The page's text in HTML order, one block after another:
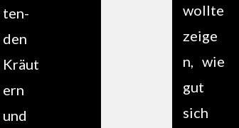
t­en­
den
Kräut
ern
und
wollte
zeige
n, wie
gut
sich